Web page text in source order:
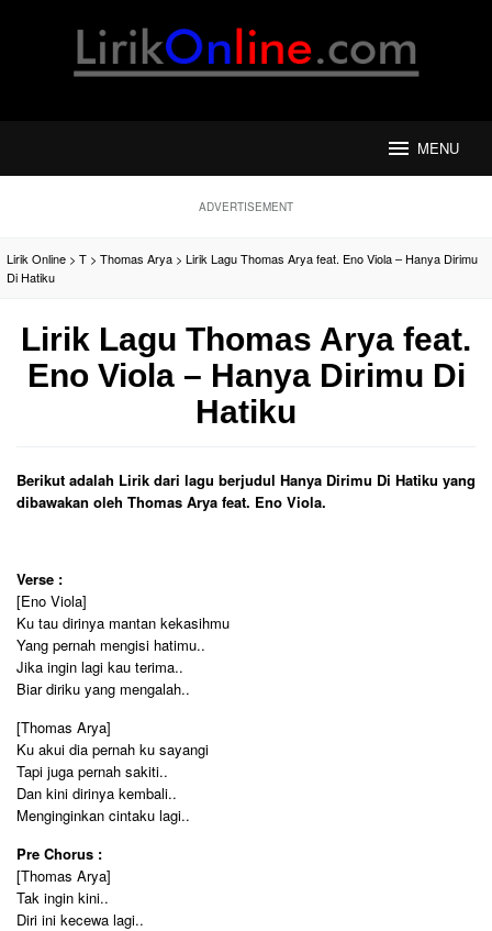
MENU
ADVERTISEMENT
Lirik Online > T > Thomas Arya > Lirik Lagu Thomas Arya feat. Eno Viola – Hanya Dirimu
Di Hatiku
Lirik Lagu Thomas Arya feat.
Eno Viola – Hanya Dirimu Di
Hatiku
Berikut adalah Lirik dari lagu berjudul Hanya Dirimu Di Hatiku yang
dibawakan oleh Thomas Arya feat. Eno Viola.
Verse :
[Eno Viola]
Ku tau dirinya mantan kekasihmu
Yang pernah mengisi hatimu..
Jika ingin lagi kau terima..
Biar diriku yang mengalah..
[Thomas Arya]
Ku akui dia pernah ku sayangi
Tapi juga pernah sakiti..
Dan kini dirinya kembali..
Menginginkan cintaku lagi..
Pre Chorus :
[Thomas Arya]
Tak ingin kini..
Diri ini kecewa lagi..